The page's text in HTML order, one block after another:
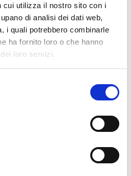
cui utilizza il nostro sito con i
di analisi dei dati web,
i quali potrebbero combinarle
ha fornito loro o che hanno
loro servizi.
DEI VEICOLI PROTETTI DA
GATEWAY: NISSAN E INFINITI
CONTEST 2026:
VICENZA E BOLZANO